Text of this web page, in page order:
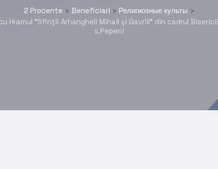
2 Procente > Beneficiari > Религиозные культы >
Hramul “Sfinţii Arhangheli Mihail şi Gavriil” din cadrul
s.Pepeni